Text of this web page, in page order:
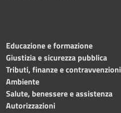
Educazione e formazione
Giustizia e sicurezza pubblica
Tributi, finanze e contravvenzioni
Ambiente
Salute, benessere e assistenza
Autorizzazioni